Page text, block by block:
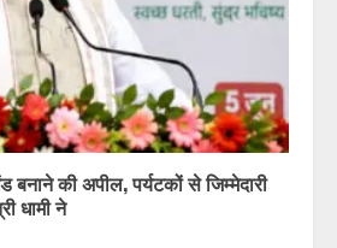
बनाने की अपील, पर्यटकों से जिम्मेदारी
धामी ने